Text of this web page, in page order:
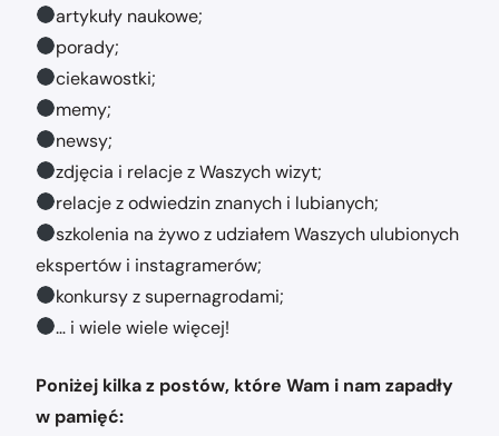
artykuły naukowe;
porady;
ciekawostki;
memy;
newsy;
zdjęcia i relacje z Waszych wizyt;
relacje z odwiedzin znanych i lubianych;
szkolenia na żywo z udziałem Waszych ulubionych
ekspertów i instagramerów;
konkursy z supernagrodami;
… i wiele wiele więcej!
Poniżej kilka z postów, które Wam i nam zapadły
w pamięć: